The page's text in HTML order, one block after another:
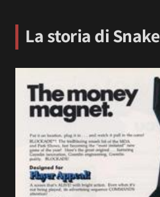
La storia di Snake